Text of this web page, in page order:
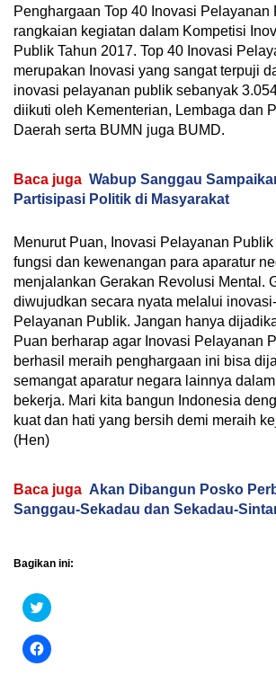
Penghargaan Top 40 Inovasi Pelayanan
rangkaian kegiatan dalam Kompetisi
Publik Tahun 2017. Top 40 Inovasi
merupakan Inovasi yang sangat terpuji
inovasi pelayanan publik sebanyak
diikuti oleh Kementerian, Lembaga dan
Daerah serta BUMN juga BUMD.
Baca juga Wabup Sanggau
Partisipasi Politik di Masyarakat
Menurut Puan, Inovasi Pelayanan
fungsi dan kewenangan para aparatur
menjalankan Gerakan Revolusi Mental.
diwujudkan secara nyata melalui
Pelayanan Publik. Jangan hanya
Puan berharap agar Inovasi Pelayanan
berhasil meraih penghargaan ini bisa
semangat aparatur negara lainnya
bekerja. Mari kita bangun Indonesia
kuat dan hati yang bersih demi meraih
(Hen)
Baca juga Akan Dibangun Posko
Sanggau-Sekadau dan Sekadau-
Bagikan ini:
Klik
untuk
pada
Twitter(Membuka
di
Klik
untuk